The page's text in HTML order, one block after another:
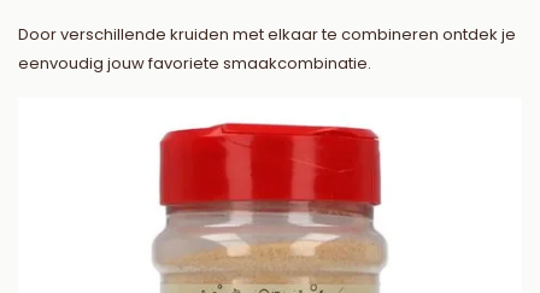
Door verschillende kruiden met elkaar te combineren ontdek je
eenvoudig jouw favoriete smaakcombinatie.